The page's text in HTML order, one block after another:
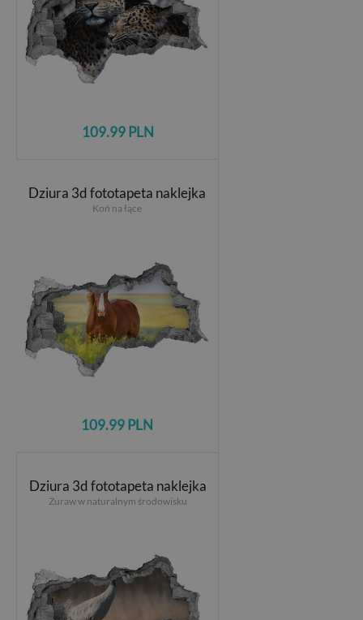
109.99 PLN
Dziura 3d fototapeta naklejka
Koń na łące
109.99 PLN
Dziura 3d fototapeta naklejka
Żuraw w naturalnym środowisku